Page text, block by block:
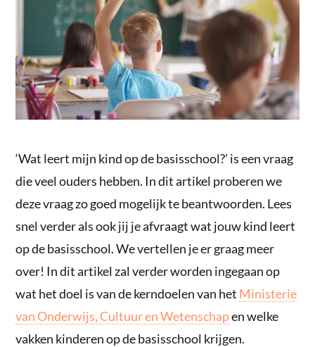
‘Wat leert mijn kind op de basisschool?’ is een vraag
die veel ouders hebben. In dit artikel proberen we
deze vraag zo goed mogelijk te beantwoorden. Lees
snel verder als ook jij je afvraagt wat jouw kind leert
op de basisschool. We vertellen je er graag meer
over! In dit artikel zal verder worden ingegaan op
wat het doel is van de kerndoelen van het Ministerie
van Onderwijs, Cultuur en Wetenschapen welke
vakken kinderen op de basisschool krijgen.